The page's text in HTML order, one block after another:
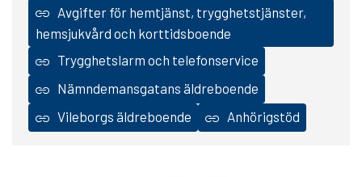
Avgifter för hemtjänst, trygghetstjänster,
hemsjukvård och korttidsboende
Trygghetslarm och telefonservice
Nämndemansgatans äldreboende
Vileborgs äldreboende
Anhörigstöd